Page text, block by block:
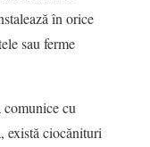
în orice
sau ferme
cu
există ciocănituri